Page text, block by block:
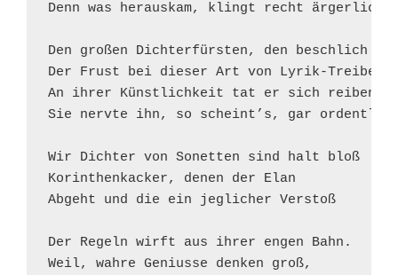
Denn was herauskam, klingt recht ärgerlich.
Den großen Dichterfürsten, den beschlich
Der Frust bei dieser Art von Lyrik-Treiben.
An ihrer Künstlichkeit tat er sich reiben;
Sie nervte ihn, so scheint’s, gar
Wir Dichter von Sonetten sind halt bloß
Korinthenkacker, denen der Elan
Abgeht und die ein jeglicher Verstoß
Der Regeln wirft aus ihrer engen Bahn.
Weil, wahre Geniusse denken groß,